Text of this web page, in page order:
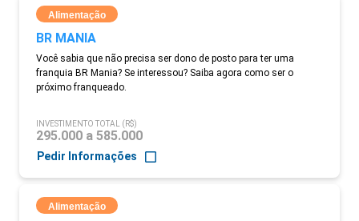
Alimentação
BR MANIA
Você sabia que não precisa ser dono de posto para ter uma
franquia BR Mania? Se interessou? Saiba agora como ser o
próximo franqueado.
INVESTIMENTO TOTAL (R$)
295.000 a 585.000
Pedir Informações
Alimentação